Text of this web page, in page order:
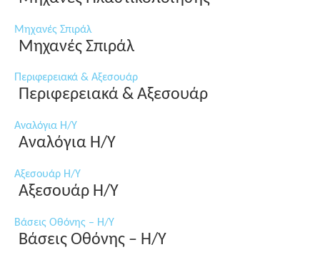
Μηχανές Σπιράλ
Μηχανές Σπιράλ
Περιφερειακά & Αξεσουάρ
Περιφερειακά & Αξεσουάρ
Αναλόγια Η/Υ
Αναλόγια Η/Υ
Αξεσουάρ Η/Υ
Αξεσουάρ Η/Υ
Βάσεις Οθόνης – Η/Υ
Βάσεις Οθόνης – Η/Υ